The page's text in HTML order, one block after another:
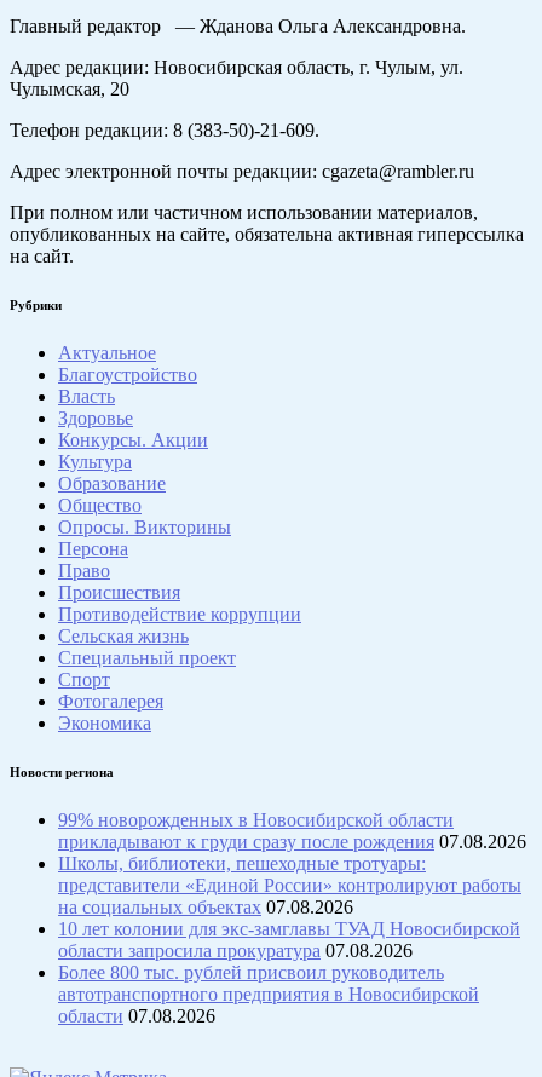
Главный редактор — Жданова Ольга Александровна.
Адрес редакции: Новосибирская область, г. Чулым, ул.
Чулымская, 20
Телефон редакции: 8 (383-50)-21-609.
Адрес электронной почты редакции: cgazeta@rambler.ru
При полном или частичном использовании материалов,
опубликованных на сайте, обязательна активная гиперссылка
на сайт.
Рубрики
Актуальное
Благоустройство
Власть
Здоровье
Конкурсы. Акции
Культура
Образование
Общество
Опросы. Викторины
Персона
Право
Происшествия
Противодействие коррупции
Сельская жизнь
Специальный проект
Спорт
Фотогалерея
Экономика
Новости региона
99% новорожденных в Новосибирской области
прикладывают к груди сразу после рождения 07.08.2026
Школы, библиотеки, пешеходные тротуары:
представители «Единой России» контролируют работы
на социальных объектах 07.08.2026
10 лет колонии для экс-замглавы ТУАД Новосибирской
области запросила прокуратура 07.08.2026
Более 800 тыс. рублей присвоил руководитель
автотранспортного предприятия в Новосибирской
области 07.08.2026